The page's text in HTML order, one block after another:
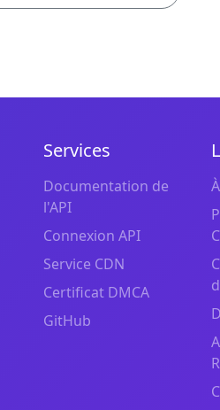
Services
Documentation de
l'API
Connexion API
Service CDN
Certificat DMCA
GitHub